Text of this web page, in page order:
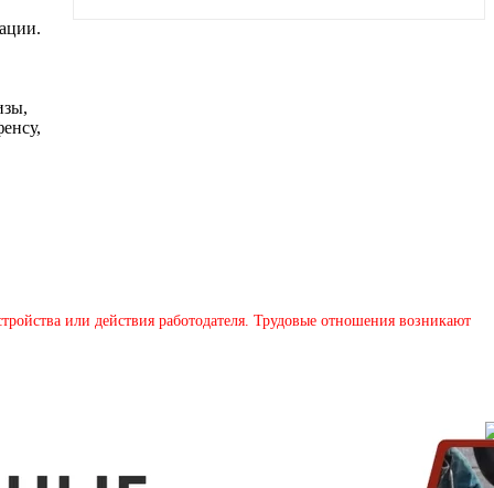
или действия работодателя. Трудовые отношения возникают